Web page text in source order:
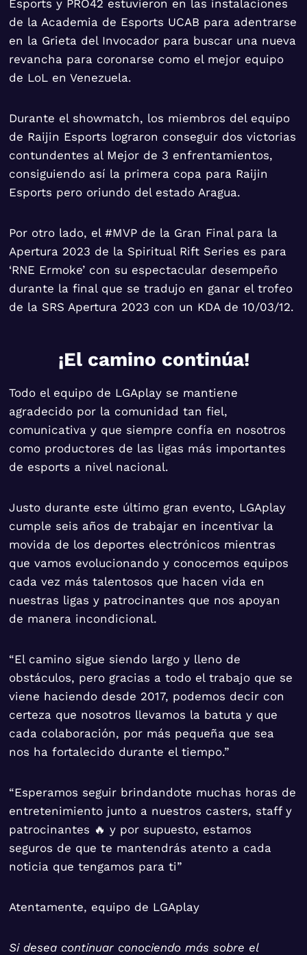
Esports y PRO42 estuvieron en las instalaciones
de la Academia de Esports UCAB para adentrarse
en la Grieta del Invocador para buscar una nueva
revancha para coronarse como el mejor equipo
de LoL en Venezuela.
Durante el showmatch, los miembros del equipo
de Raijin Esports lograron conseguir dos victorias
contundentes al Mejor de 3 enfrentamientos,
consiguiendo así la primera copa para Raijin
Esports pero oriundo del estado Aragua.
Por otro lado, el #MVP de la Gran Final para la
Apertura 2023 de la Spiritual Rift Series es para
‘RNE Ermoke’ con su espectacular desempeño
durante la final que se tradujo en ganar el trofeo
de la SRS Apertura 2023 con un KDA de 10/03/12.
¡El camino continúa!
Todo el equipo de LGAplay se mantiene
agradecido por la comunidad tan fiel,
comunicativa y que siempre confía en nosotros
como productores de las ligas más importantes
de esports a nivel nacional.
Justo durante este último gran evento, LGAplay
cumple seis años de trabajar en incentivar la
movida de los deportes electrónicos mientras
que vamos evolucionando y conocemos equipos
cada vez más talentosos que hacen vida en
nuestras ligas y patrocinantes que nos apoyan
de manera incondicional.
“El camino sigue siendo largo y lleno de
obstáculos, pero gracias a todo el trabajo que se
viene haciendo desde 2017, podemos decir con
certeza que nosotros llevamos la batuta y que
cada colaboración, por más pequeña que sea
nos ha fortalecido durante el tiempo.”
“Esperamos seguir brindandote muchas horas de
entretenimiento junto a nuestros casters, staff y
patrocinantes 🔥 y por supuesto, estamos
seguros de que te mantendrás atento a cada
noticia que tengamos para ti”
Atentamente, equipo de LGAplay
Si desea continuar conociendo más sobre el